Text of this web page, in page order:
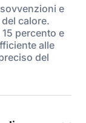
e
calore.
percento e
alle
del